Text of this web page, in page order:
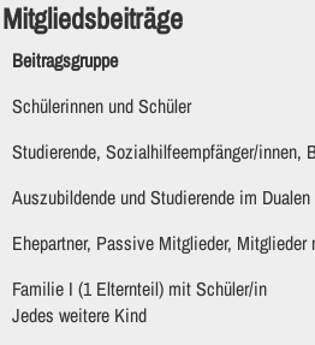
Mitgliedsbeiträge
Beitragsgruppe
Schülerinnen und Schüler
Studierende, Sozialhilfeempfänger/innen,
Auszubildende und Studierende im
Ehepartner, Passive Mitglieder,
Familie I (1 Elternteil) mit Schüler/in
Jedes weitere Kind